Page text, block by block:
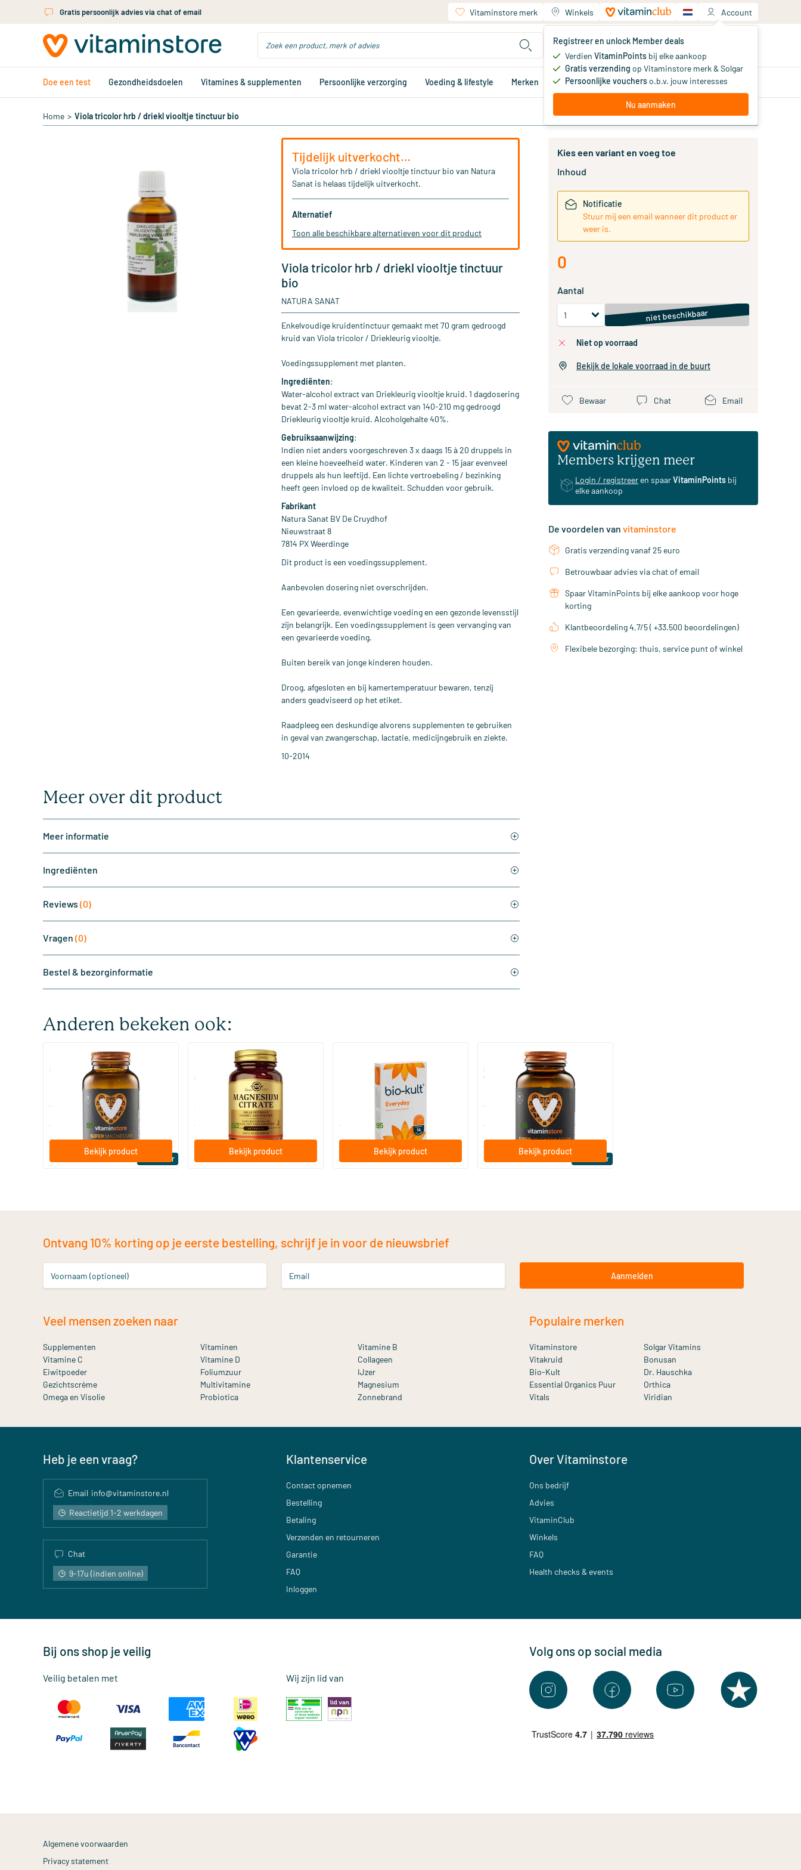
Ga naar de hoofdinhoudGratis persoonlijk advies via chat of email Vitaminstore merk Winkels Account
Registreer en unlock Member deals
Verdien VitaminPoints bij elke aankoop
Gratis verzending op Vitaminstore merk & Solgar
Persoonlijke voucherso.b.v. jouw interesses
Nu aanmaken
Jouw winkelwagen
Je hebt nog geen producten
Doe een test Gezondheidsdoelen Vitamines & supplementen Persoonlijke verzorging Voeding & lifestyle Merken Aanbiedingen Memberdeals
Home > Viola tricolor hrb / driekl viooltje tinctuur bio
Tijdelijk uitverkocht…
Viola tricolor hrb / driekl viooltje tinctuur bio van Natura
Sanat is helaas tijdelijk uitverkocht.
Alternatief
Toon alle beschikbare alternatieven voor dit product
Viola tricolor hrb / driekl viooltje tinctuur
bio
NATURA SANAT
Enkelvoudige kruidentinctuur gemaakt met 70 gram gedroogd
kruid van Viola tricolor / Driekleurig viooltje.
Voedingssupplement met planten.
Ingrediënten:
Water-alcohol extract van Driekleurig viooltje kruid. 1 dagdosering
bevat 2-3 ml water-alcohol extract van 140-210 mg gedroogd
Driekleurig viooltje kruid. Alcoholgehalte 40%.
Gebruiksaanwijzing:
Indien niet anders voorgeschreven 3 x daags 15 à 20 druppels in
een kleine hoeveelheid water. Kinderen van 2 - 15 jaar evenveel
druppels als hun leeftijd. Een lichte vertroebeling / bezinking
heeft geen invloed op de kwaliteit. Schudden voor gebruik.
Fabrikant
Natura Sanat BV De Cruydhof
Nieuwstraat 8
7814 PX Weerdinge
Dit product is een voedingssupplement.
Aanbevolen dosering niet overschrijden.
Een gevarieerde, evenwichtige voeding en een gezonde levensstijl
zijn belangrijk. Een voedingssupplement is geen vervanging van
een gevarieerde voeding.
Buiten bereik van jonge kinderen houden.
Droog, afgesloten en bij kamertemperatuur bewaren, tenzij
anders geadviseerd op het etiket.
Raadpleeg een deskundige alvorens supplementen te gebruiken
in geval van zwangerschap, lactatie, medicijngebruik en ziekte.
10-2014
Meer over dit product
Meer informatie
Ingrediënten
Reviews (0)
Vragen (0)
Bestel & bezorginformatie
Kies een variant en voeg toe
Inhoud
Notificatie
Stuur mij een email wanneer dit product er
weer is.
0
Aantal
niet beschikbaar
niet op voorraad
Bekijk de lokale voorraad in de buurt
Bewaar Chat Email
Members krijgen meer
Login / registreer en spaarVitaminPoints bij
elke aankoop
De voordelen van vitaminstore
Gratis verzending vanaf 25 euro
Betrouwbaar advies via chat of email
Spaar VitaminPoints bij elke aankoop voor hoge
korting
Klantbeoordeling 4,7/5 ( +33.500 beoordelingen)
Flexibele bezorging: thuis, service punt of winkel
Anderen bekeken ook:
Bestseller
(510)
Super Magnesium
60/​120 tabletten
Vitaminstore
vanaf 95
Bekijk product
(287)
Magnesium Citrate (Magnesium
Citraat)
60/​120 tabletten
Solgar Vitamins
vanaf 50
Bekijk product
Bio-Kult Probiotica
30/​60/​120 capsules
vanaf .95
Bekijk product
Bestseller
(158)
Super D3 Extra Sterk 75 mcg
vitamine D
60/​120 softgels
Vitaminstore
vanaf 95
Bekijk product
Ontvang 10% korting op je eerste bestelling, schrijf je in voor de nieuwsbrief
Voornaam (optioneel) Email Aanmelden
Veel mensen zoeken naar
Supplementen Vitaminen
Vitamine B
Vitamine C
Vitamine D
Collageen
Eiwitpoeder
Foliumzuur
IJzer
Gezichtscrème
Multivitamine
Magnesium
Omega en Visolie
Probiotica Zonnebrand
Populaire merken
Vitaminstore
Solgar Vitamins
Vitakruid
Bonusan
Bio-Kult
Dr. Hauschka
Essential Organics Puur
Orthica
Vitals
Viridian
Heb je een vraag?
Email info@vitaminstore.nl
Reactietijd 1-2 werkdagen
Chat
9-17u (indien online)
Klantenservice
Contact opnemen
Bestelling
Betaling
Verzenden en retourneren
Garantie
FAQ
Inloggen
Over Vitaminstore
Ons bedrijf
Advies
VitaminClub
Winkels
FAQ
Health checks & events
Bij ons shop je veilig
Veilig betalen met Wij zijn lid van
Volg ons op social media
Algemene voorwaarden
Privacy statement